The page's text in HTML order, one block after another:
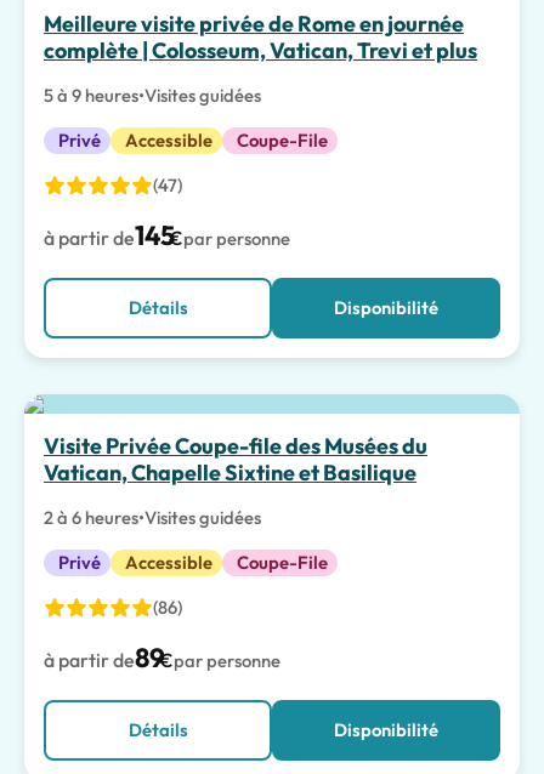
Meilleur choix
Meilleure visite privée de Rome en journée
complète | Colosseum, Vatican, Trevi et plus
5 à 9 heures•Visites guidées
Privé
Accessible
Coupe-File
(47)
à partir de145€par personne
Détails Disponibilité
Meilleur choix
Visite Privée Coupe-file des Musées du
Vatican, Chapelle Sixtine et Basilique
2 à 6 heures•Visites guidées
Privé
Accessible
Coupe-File
(86)
à partir de89€par personne
Détails Disponibilité